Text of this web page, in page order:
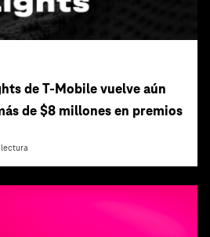
de T‑Mobile vuelve aún
de $8 millones en premios
lectura